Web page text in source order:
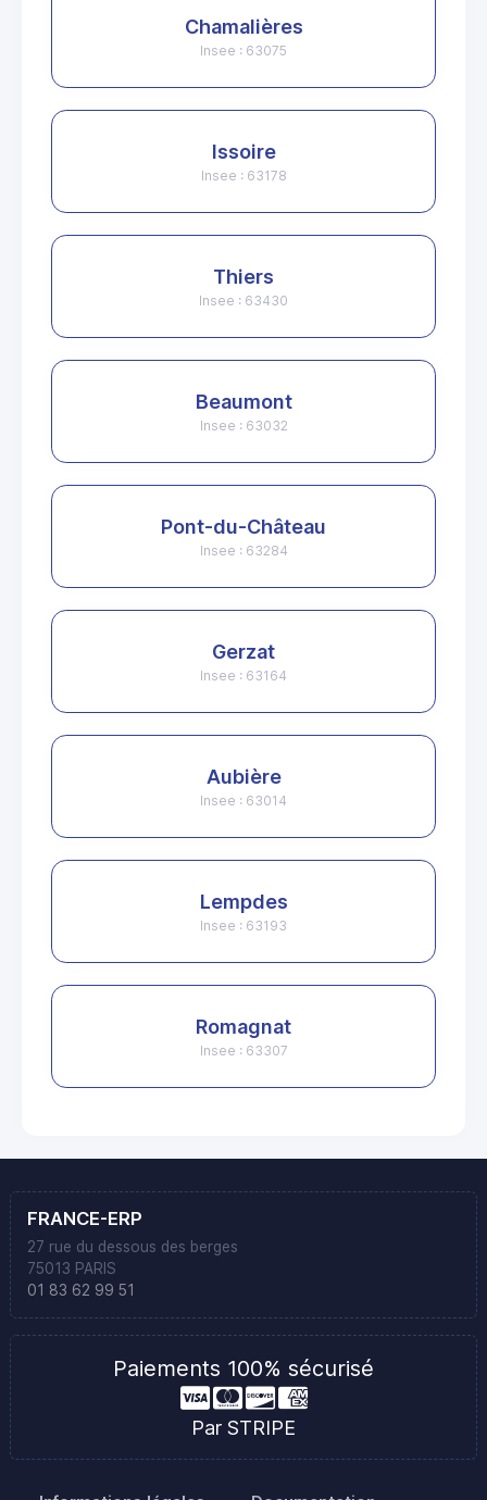
Chamalières
Insee : 63075
Issoire
Insee : 63178
Thiers
Insee : 63430
Beaumont
Insee : 63032
Pont-du-Château
Insee : 63284
Gerzat
Insee : 63164
Aubière
Insee : 63014
Lempdes
Insee : 63193
Romagnat
Insee : 63307
FRANCE-ERP
27 rue du dessous des berges
75013 PARIS
01 83 62 99 51
Paiements 100% sécurisé
Par STRIPE